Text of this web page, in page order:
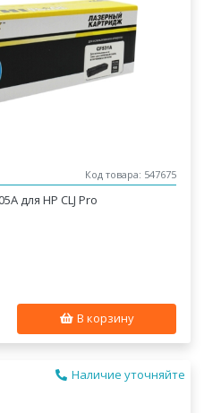
Код товара: 547675
для HP CLJ Pro
В корзину
Наличие уточняйте